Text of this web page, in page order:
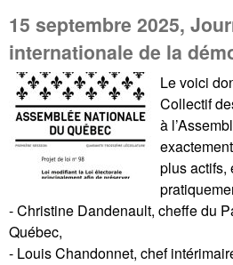
15 septembre 2025,
internationale de la
Le voici
Collectif
à
plus actifs,
- Christine Dandenault, cheffe du
Québec,
- Louis Chandonnet, chef